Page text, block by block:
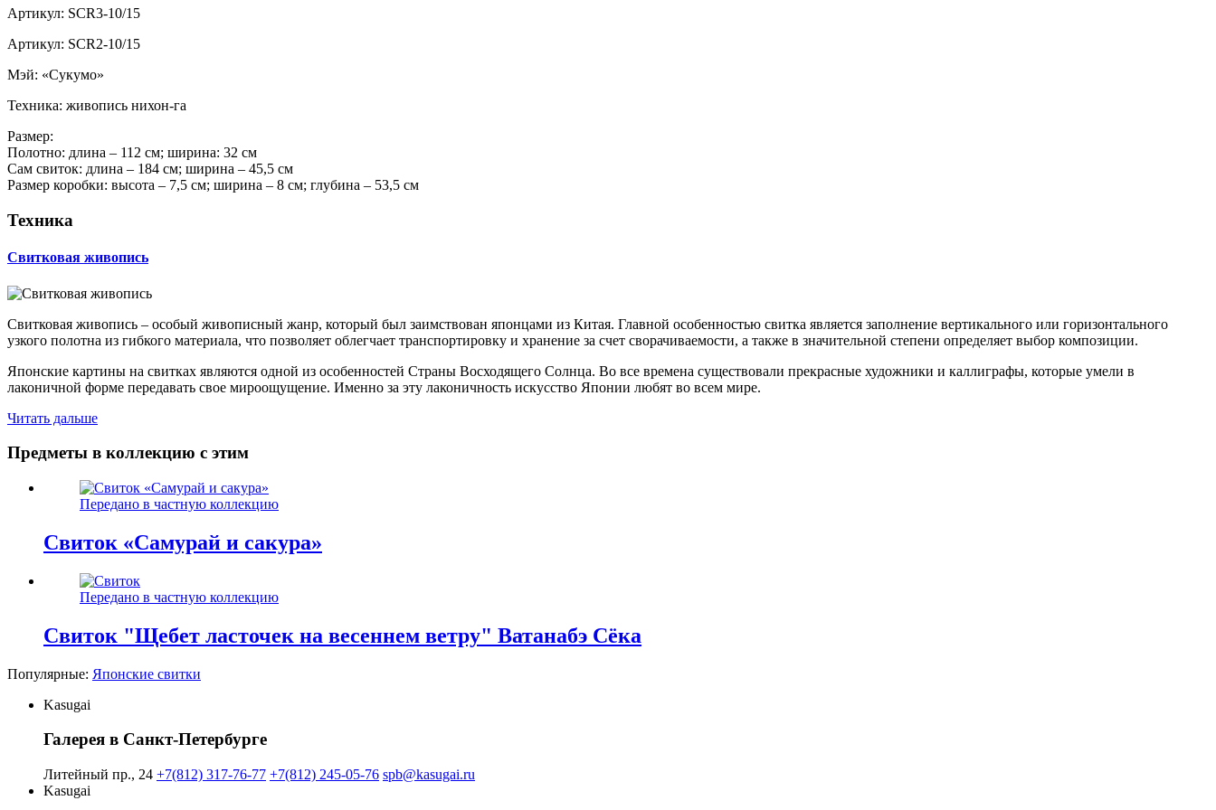
Артикул: SCR3-10/15
Артикул: SCR2-10/15
Мэй: «Сукумо»
Техника: живопись нихон-га
Размер:
Полотно: длина – 112 см; ширина: 32 см
Сам свиток: длина – 184 см; ширина – 45,5 см
Размер коробки: высота – 7,5 см; ширина – 8 см; глубина – 53,5 см
Техника
Свитковая живопись
Свитковая живопись – особый живописный жанр, который был заимствован японцами из Китая. Главной особенностью свитка является заполнение вертикального или горизонтального
узкого полотна из гибкого материала, что позволяет облегчает транспортировку и хранение за счет сворачиваемости, а также в значительной степени определяет выбор композиции.
Японские картины на свитках являются одной из особенностей Страны Восходящего Солнца. Во все времена существовали прекрасные художники и каллиграфы, которые умели в
лаконичной форме передавать свое мироощущение. Именно за эту лаконичность искусство Японии любят во всем мире.
Читать дальше
Предметы в коллекцию с этим
Передано в частную коллекцию
Свиток «Самурай и сакура»
Передано в частную коллекцию
Свиток "Щебет ласточек на весеннем ветру" Ватанабэ Сёка
Популярные: Японские свитки
Kasugai
Галерея в Санкт-Петербурге
Литейный пр., 24 +7(812) 317-76-77 +7(812) 245-05-76 spb@kasugai.ru
Kasugai